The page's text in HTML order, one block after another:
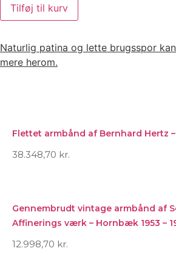
Tilføj til kurv
Naturlig patina og lette brugsspor
mere herom.
Flettet armbånd af Bernhard Hertz
38.348,70 kr.
Gennembrudt vintage armbånd af
Affinerings værk – Hornbæk 1953 –
12.998,70 kr.